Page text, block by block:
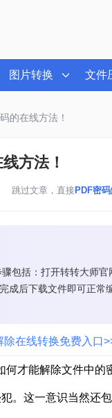
图片转换 文件
的在线方法！
方法！
跳过文章，直接PDF密
包括：打开转转大师官
成后下载文件即可正常
除在线转换免费入口
才能解除文件中的
。这一意识当然还